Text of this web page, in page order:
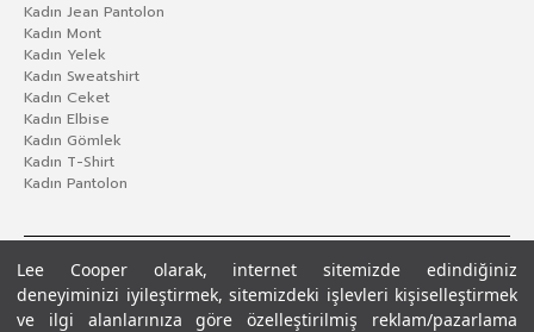
Lee Cooper olarak, internet sitemizde edindiğiniz
deneyiminizi iyileştirmek, sitemizdeki işlevleri kişiselleştirmek
ve ilgi alanlarınıza göre özelleştirilmiş reklam/pazarlama
Kadın Jean Pantolon
Kadın Mont
Kadın Yelek
Kadın Sweatshirt
Kadın Ceket
Kadın Elbise
Kadın Gömlek
Kadın T-Shirt
Kadın Pantolon